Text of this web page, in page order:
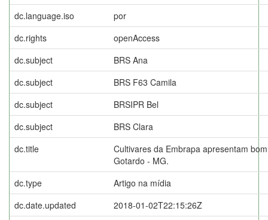
dc.language.iso
por
dc.rights
openAccess
dc.subject
BRS Ana
dc.subject
BRS F63 Camila
dc.subject
BRSIPR Bel
dc.subject
BRS Clara
dc.title
Cultivares da Embrapa apresentam
Gotardo - MG.
dc.type
Artigo na mídia
dc.date.updated
2018-01-02T22:15:26Z